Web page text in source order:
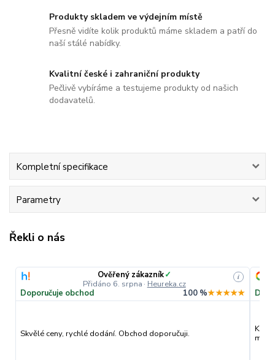
Produkty skladem ve výdejním místě
Přesně vidíte kolik produktů máme skladem a patří do
naší stálé nabídky.
Kvalitní české i zahraniční produkty
Pečlivě vybíráme a testujeme produkty od našich
dodavatelů.
Kompletní specifikace
Parametry
Řekli o nás
Ověřený zákazník✓
Přidáno 6. srpna · Heureka.cz
i
Doporučuje obchod 100 %★★★★★
Skvělé ceny, rychlé dodání. Obchod doporučuji.